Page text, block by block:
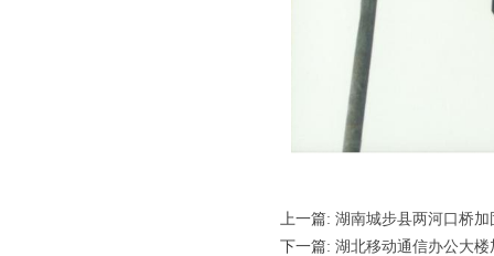
上一篇: 湖南城步县两河口桥加
下一篇: 湖北移动通信办公大